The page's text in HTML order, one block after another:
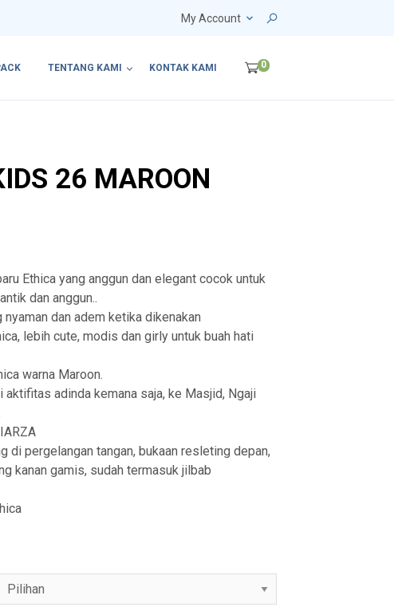
My Account
TENTANG KAMI KONTAK KAMI 0
26 MAROON
Ethica yang anggun dan elegant cocok untuk
dan anggun..
nyaman dan adem ketika dikenakan
lebih cute, modis dan girly untuk buah hati
warna Maroon.
aktifitas adinda kemana saja, ke Masjid, Ngaji
di pergelangan tangan, bukaan resleting depan,
kanan gamis, sudah termasuk jilbab